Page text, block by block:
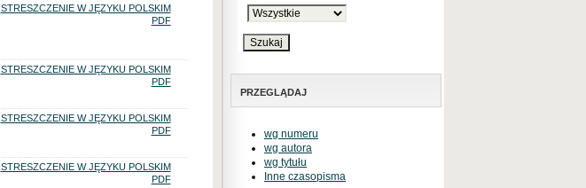
PRZEGLĄDAJ
wg numeru
wg autora
wg tytułu
Inne czasopisma
STRESZCZENIE W JĘZYKU POLSKIM
PDF
STRESZCZENIE W JĘZYKU POLSKIM
PDF
STRESZCZENIE W JĘZYKU POLSKIM
PDF
STRESZCZENIE W JĘZYKU POLSKIM
PDF